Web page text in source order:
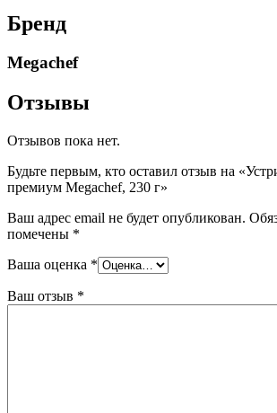
Бренд
Megachef
Отзывы
Отзывов пока нет.
Будьте первым, кто оставил отзыв на
премиум Megachef, 230 г»
Ваш адрес email не будет опубликован.
помечены *
Ваша оценка *
Ваш отзыв *